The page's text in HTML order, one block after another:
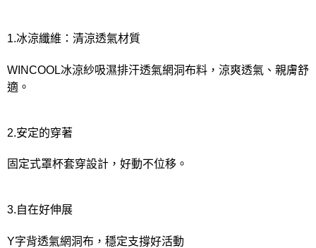
離島
付款後門市自取
1.冰涼纖維：清涼透氣材質
WINCOOL冰涼紗吸濕排汗透氣網洞布料，涼爽透氣、親膚舒
適。
2.安定的穿著
固定式罩杯套穿設計，好動不位移。
3.自在好伸展
Y字背透氣網洞布，穩定支撐好活動